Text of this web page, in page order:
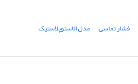
فشار تماسی
مدل الاستوپلاستیک